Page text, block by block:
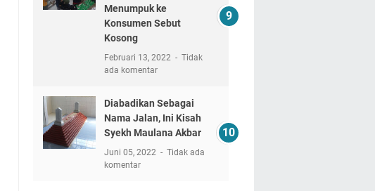
Menumpuk ke
Konsumen Sebut
Kosong
Februari 13, 2022
Tidak
ada komentar
Diabadikan Sebagai
Nama Jalan, Ini Kisah
Syekh Maulana Akbar
Juni 05, 2022
Tidak ada
komentar